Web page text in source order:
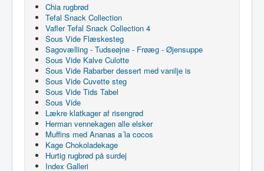
Chia rugbrød
Tefal Snack Collection
Vafler Tefal Snack Collection 4
Sous Vide Flæskesteg
Sagovælling - Tudseøjne - Frøæg - Øjensuppe
Sous Vide Kalve Culotte
Sous Vide Rabarber dessert med vanilje is
Sous Vide Cuvette steg
Sous Vide Tids Tabel
Sous Vide
Lækre klatkager af risengrød
Herman vennekagen alle elsker
Muffins med Ananas a´la cocos
Kage Chokoladekage
Hurtig rugbrød på surdej
Index Galleri